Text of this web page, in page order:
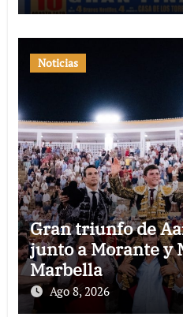
Noticias
Gran triunfo de
junto a Morante y
Marbella
Ago 8, 2026